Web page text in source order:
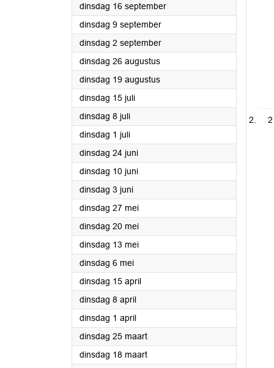
dinsdag 16 september2025
dinsdag 9 september2025
dinsdag 2 september2025
dinsdag 26 augustus2025
dinsdag 19 augustus2025
dinsdag 15 juli2025
dinsdag 8 juli2025
dinsdag 1 juli2025
dinsdag 24 juni2025
dinsdag 10 juni2025
dinsdag 3 juni2025
dinsdag 27 mei2025
dinsdag 20 mei2025
dinsdag 13 mei2025
dinsdag 6 mei2025
dinsdag 15 april2025
dinsdag 8 april2025
dinsdag 1 april2025
dinsdag 25 maart2025
dinsdag 18 maart2025
2